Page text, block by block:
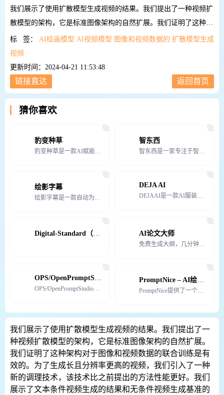
我们展示了使用扩散模型生成视频的结果。我们提出了一种视频扩
散模型的架构，它是标准图像架构的自然扩展。我们证明了这种架
构对于图像和视频数据的联合训练是有效的。为了生成长且分辨率
更高的视频，我们引入了一种
标 签： AI绘画模型 AI视频模型 图像和视频数据的 扩散模型生成
视频
更新时间：2024-04-21 11:53:48
链接直达 返回首页
猜你喜欢
豹变种草
豹变种草是一款AI赋能的SEO内容种草工具，旨在帮助业务快速获取全网搜索流量。通过挖掘高价值关键词，
智东西
智东西是一家专注于智能行业的媒体平台，被认为是智能行业的第一媒体。它主要以商业报道、行研报告、线上社
绘影字幕
绘影字幕是一款自动为视频添加字幕的软件，由北京蓝色脉动科技有限责任公司开发，并于2019年正式上线。
DEJA AI
DEJAAI是一款AI服装设计工具，由杭州深图智能科技有限公司专为服装设计师和服装品牌商家打造的智能
Digital-Standard（Windows版） AI论文大师
免费生成大纲，几分钟搞定万字论文初稿-基于GPT4.0，免费附带答辩PPT、开题报告、任务书，包过查
OPS/OpenPromptStudio
OPS/OpenPromptStudio是一款服务于 AI 绘画工具的 AI 提示词生成器。OPS
PromptNice – AI绘画/AI聊天提示词交易网站
PromptNice提供了一个提示词交易市场，用户可以在市场上购买和出售自己需要的提示词。
我们展示了使用扩散模型生成视频的结果。我们提出了一
种视频扩散模型的架构，它是标准图像架构的自然扩展。
我们证明了这种架构对于图像和视频数据的联合训练是有
效的。为了生成长且分辨率更高的视频，我们引入了一种
新的调理技术，该技术比之前提出的方法性能更好。我们
展示了文本条件视频生成的结果和无条件视频生成基准的